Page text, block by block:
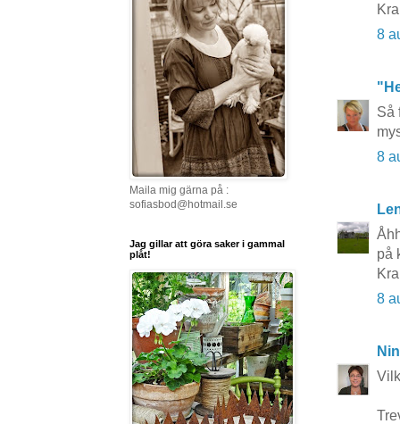
8
Så
8
på
8
Maila mig gärna på :
sofiasbod@hotmail.se
Jag gillar att göra saker i gammal
plåt!